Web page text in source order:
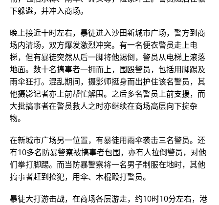
下躲避，并冲入商场。
晚上接近十时左右，暴徒进入沙田新城市广场，警方到商
场内清场，双方爆发激烈冲突。有一名便衣警员走上电
梯，但有暴徒突然从后一脚将他踢倒，警员从电梯上滚落
地面。数十名搞事者一拥而上，围殴警员，包括用脚踢及
雨伞狂打。混乱期间，摄影师挺身而出护住该名警员，其
他摄影记者亦上前帮忙解围。之后多名警员上前支援，而
大批搞事者在警员救人之时亦继续在商场高层向下掟杂
物。
在新城市广场另一位置，有暴徒用雨伞袭击三名警员。还
有10多名防暴警察被搞事者包围，亦有人拉倒警员，对他
们拳打脚踢。而当防暴警察将一名男子制服在地时，其他
搞事者赶到抢犯，用伞、木棍殴打警员。
暴徒大打游击战，在商场各层游走，约10时10分左右，港